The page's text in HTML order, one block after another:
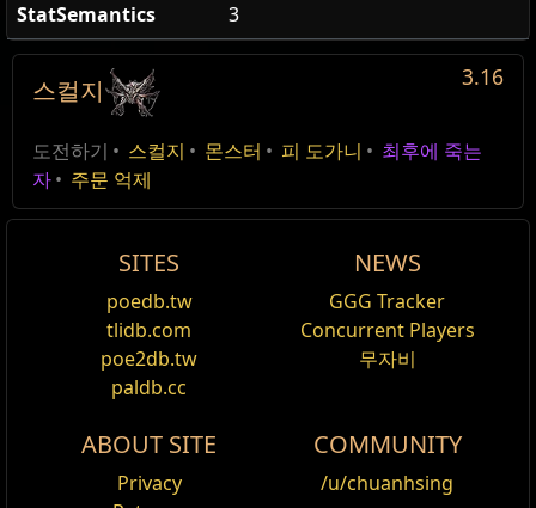
StatSemantics
3
HellscapeFleshBoss
HellscapeDemonBoss
HellscapePaleBoss
이름 Damage% 생명력%
Spectre
증오의 목자 크타쉬
악마 몰이꾼
레벨
생명력
1
%
이계 엿보기
MasterQuest
1장
서 그녀와 대화하십시오.
MasterQuest
피 도가니에 아이템을 넣을 공간이 있는 듯합니다. 도가니 안
뒤틀린 꿈
MasterQuest
Scourge
이계 엿보기
MasterQuest
1장
서 그녀와 대화하십시오.
MasterQuest
피 도가니에 아이템을 넣을 공간이 있는 듯합니다. 도가니 안
뒤틀린 꿈
MasterQuest
Scourge league
Announcement
3.16
스컬지
도전하기 스컬지 몬스터 피 도가니
최후에 죽는
자
주문 억제
SITES
poedb.tw
tlidb.com
poe2db.tw
paldb.cc
NEWS
GGG Tracker
Concurrent Players
무자비
ABOUT SITE
Privacy
COMMUNITY
/u/chuanhsing